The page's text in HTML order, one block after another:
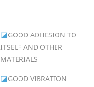
◪GOOD ADHESION TO
ITSELF AND OTHER
MATERIALS
◪GOOD VIBRATION